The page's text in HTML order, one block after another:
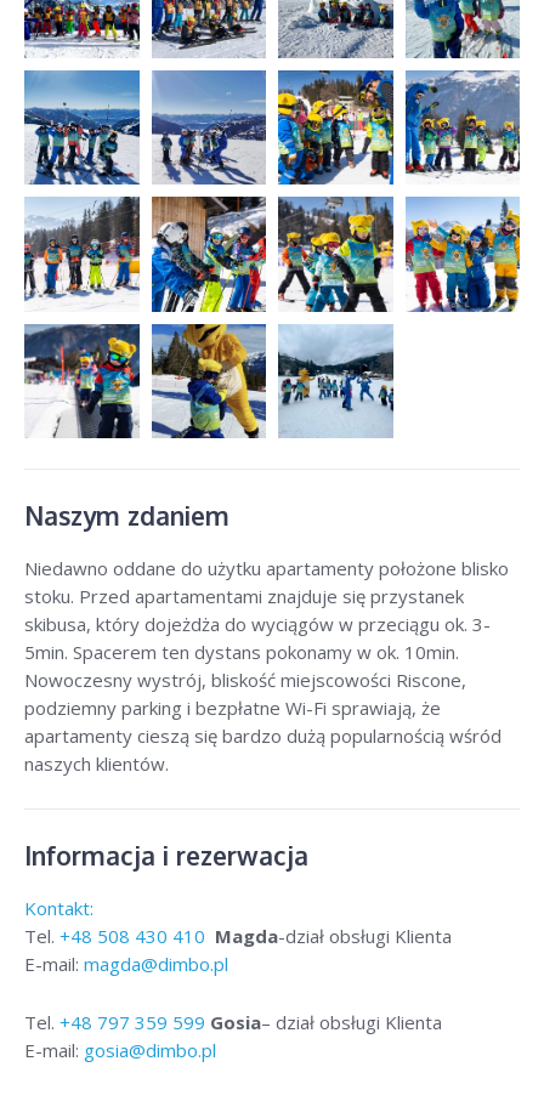
Naszym zdaniem
Niedawno oddane do użytku apartamenty położone blisko
stoku. Przed apartamentami znajduje się przystanek
skibusa, który dojeżdża do wyciągów w przeciągu ok. 3-
5min. Spacerem ten dystans pokonamy w ok. 10min.
Nowoczesny wystrój, bliskość miejscowości Riscone,
podziemny parking i bezpłatne Wi-Fi sprawiają, że
apartamenty cieszą się bardzo dużą popularnością wśród
naszych klientów.
Informacja i rezerwacja
Kontakt:
Tel. +48 508 430 410 Magda-dział obsługi Klienta
E-mail: magda@dimbo.pl
Tel. +48 797 359 599 Gosia– dział obsługi Klienta
E-mail: gosia@dimbo.pl